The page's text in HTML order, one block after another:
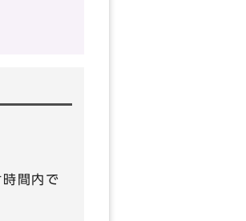
間内で